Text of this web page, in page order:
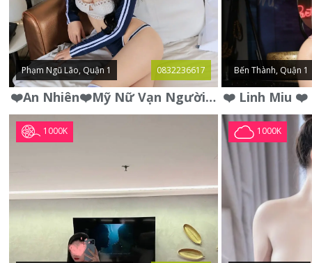
Phạm Ngũ Lão, Quận 1 0832236617
❤️An Nhiên❤️Mỹ Nữ Vạn Người Mê,Da Trắng, Mặt Xynh, Đẹp Từng
Bến Thành, Quận 1
1000K 1000K